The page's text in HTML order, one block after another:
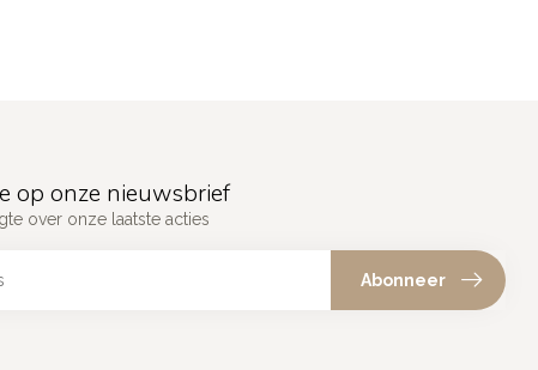
op onze nieuwsbrief
over onze laatste acties
Abonneer